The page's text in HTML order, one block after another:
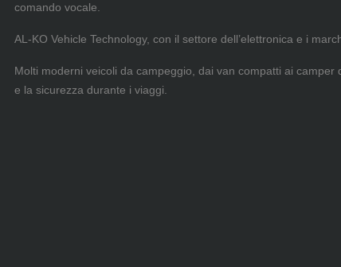
comando vocale.
AL-KO Vehicle Technology, con il settore dell’elettronica e i
Molti moderni veicoli da campeggio, dai van compatti ai
e la sicurezza durante i viaggi.